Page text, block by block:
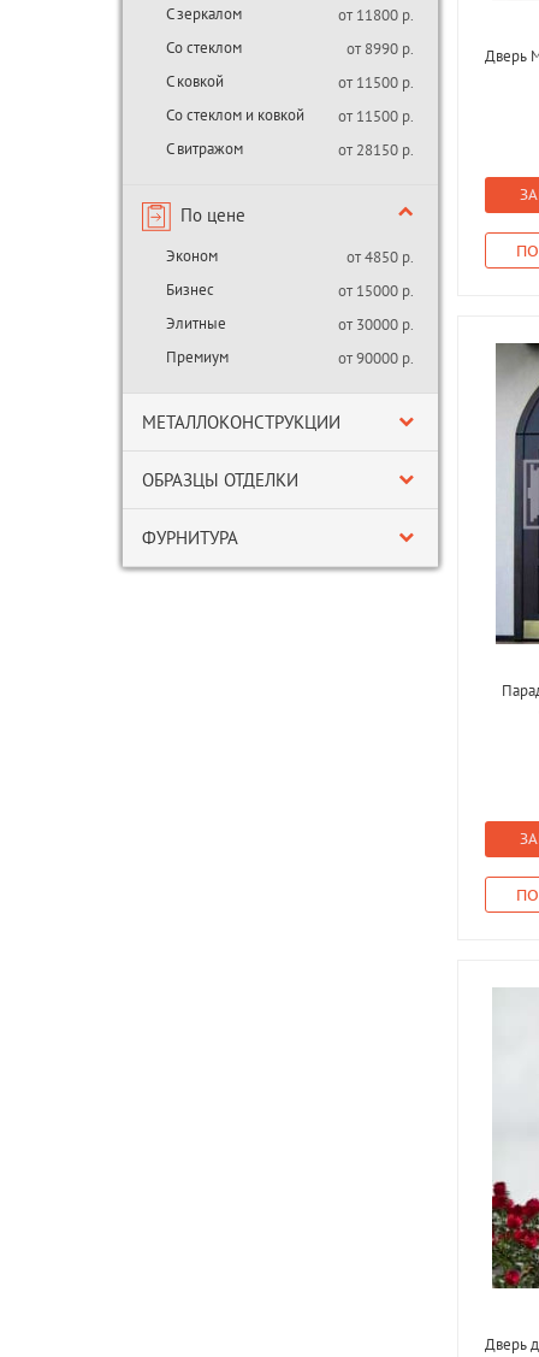
С зеркалом
от 11800 р.
Со стеклом
от 8990 р.
С ковкой
от 11500 р.
Со стеклом и ковкой
от 11500 р.
С витражом
от 28150 р.
По цене
Эконом
от 4850 р.
Бизнес
от 15000 р.
Элитные
от 30000 р.
Премиум
от 90000 р.
МЕТАЛЛОКОНСТРУКЦИИ
ОБРАЗЦЫ ОТДЕЛКИ
ФУРНИТУРА
Дверь
Дверь